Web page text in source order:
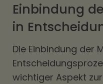
Einbindung
in
Die Einbindung der
wichtiger Aspekt